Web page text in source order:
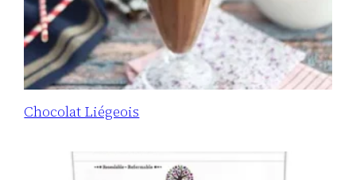
Chocolat Liégeois